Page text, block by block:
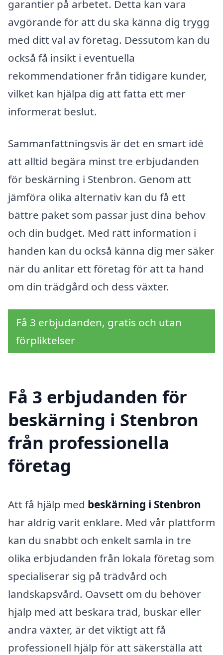
garantier på arbetet. Detta kan vara
avgörande för att du ska känna dig trygg
med ditt val av företag. Dessutom kan du
också få insikt i eventuella
rekommendationer från tidigare kunder,
vilket kan hjälpa dig att fatta ett mer
informerat beslut.
Sammanfattningsvis är det en smart idé
att alltid begära minst tre erbjudanden
för beskärning i Stenbron. Genom att
jämföra olika alternativ kan du få ett
bättre paket som passar just dina behov
och din budget. Med rätt information i
handen kan du också känna dig mer säker
när du anlitar ett företag för att ta hand
om din trädgård och dess växter.
Få 3 erbjudanden, gratis och utan
förpliktelser
Få 3 erbjudanden för
beskärning i Stenbron
från professionella
företag
Att få hjälp med beskärning i Stenbron
har aldrig varit enklare. Med vår plattform
kan du snabbt och enkelt samla in tre
olika erbjudanden från lokala företag som
specialiserar sig på trädvård och
landskapsvård. Oavsett om du behöver
hjälp med att beskära träd, buskar eller
andra växter, är det viktigt att få
professionell hjälp för att säkerställa att